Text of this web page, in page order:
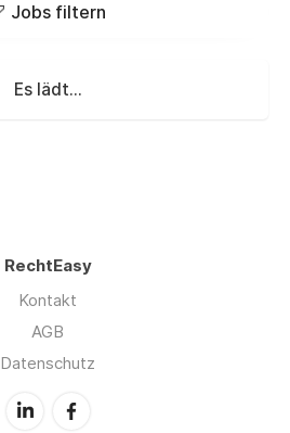
Jobs filtern
Es lädt...
RechtEasy
Kontakt
AGB
Datenschutz